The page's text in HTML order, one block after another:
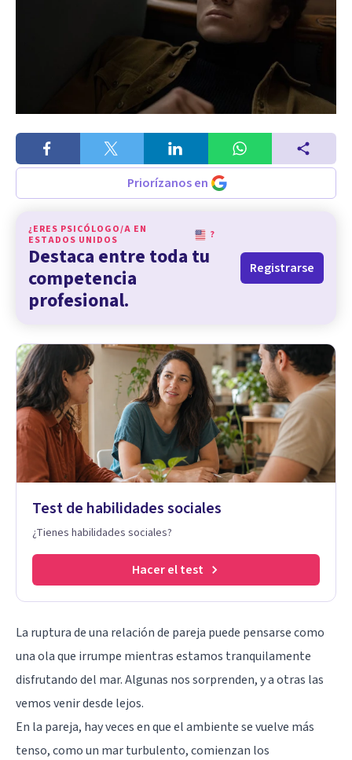
Priorízanos en
¿ERES PSICÓLOGO/A EN
ESTADOS UNIDOS
?
Destaca entre toda tu
competencia
profesional.
Registrarse
Test de habilidades sociales
¿Tienes habilidades sociales?
Hacer el test
La ruptura de una relación de pareja puede pensarse como
una ola que irrumpe mientras estamos tranquilamente
disfrutando del mar. Algunas nos sorprenden, y a otras las
vemos venir desde lejos.
En la pareja, hay veces en que el ambiente se vuelve más
tenso, como un mar turbulento, comienzan los